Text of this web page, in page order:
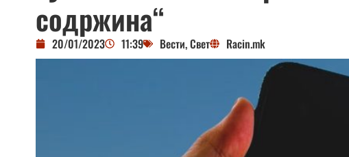
содржина“
20/01/2023 11:39 Вести,Свет Racin.mk